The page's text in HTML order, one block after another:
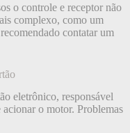
o controle e receptor não
complexo, como um
contatar um
eletrônico, responsável
o motor. Problemas